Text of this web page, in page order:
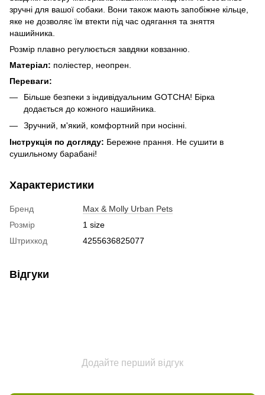
зручні для вашої собаки. Вони також мають запобіжне кільце,
яке не дозволяє їм втекти під час одягання та зняття
нашийника.
Розмір плавно регулюється завдяки ковзанню.
Матеріал: поліестер, неопрен.
Переваги:
Більше безпеки з індивідуальним GOTCHA! Бірка
додається до кожного нашийника.
Зручний, м'який, комфортний при носінні.
Інструкція по догляду: Бережне прання. Не сушити в
сушильному барабані!
Характеристики
Бренд
Max & Molly Urban Pets
Розмір
1 size
Штрихкод
4255636825077
Відгуки
Додайте перший відгук